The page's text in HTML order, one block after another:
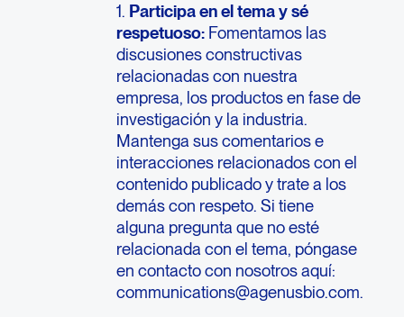
1. Participa en el tema y sé
respetuoso: Fomentamos las
discusiones constructivas
relacionadas con nuestra
empresa, los productos en fase de
investigación y la industria.
Mantenga sus comentarios e
interacciones relacionados con el
contenido publicado y trate a los
demás con respeto. Si tiene
alguna pregunta que no esté
relacionada con el tema, póngase
en contacto con nosotros aquí:
communications@agenusbio.com.